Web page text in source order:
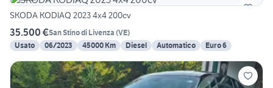
SKODA KODIAQ 2023 4x4 200cv
35.500 €San Stino di Livenza (VE)
Usato
06/2023 45000 Km Diesel Automatico Euro 6